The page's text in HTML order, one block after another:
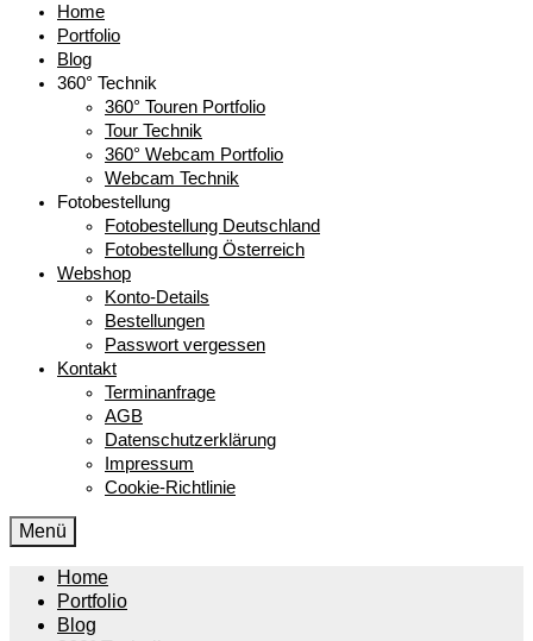
Home
Portfolio
Blog
360° Technik
360° Touren Portfolio
Tour Technik
360° Webcam Portfolio
Webcam Technik
Fotobestellung
Fotobestellung Deutschland
Fotobestellung Österreich
Webshop
Konto-Details
Bestellungen
Passwort vergessen
Kontakt
Terminanfrage
AGB
Datenschutzerklärung
Impressum
Cookie-Richtlinie
Menü
Home
Portfolio
Blog